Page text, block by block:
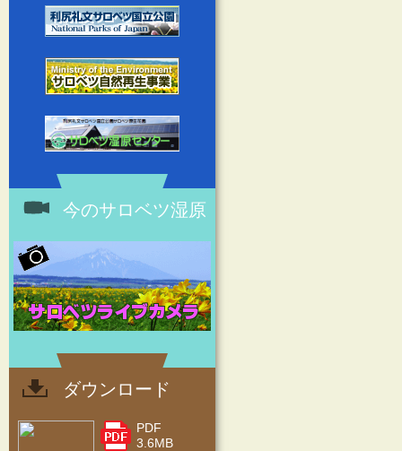
今のサロベツ湿原
ダウンロード
PDF
3.6MB